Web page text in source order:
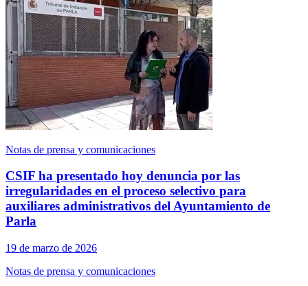
Notas de prensa y comunicaciones
CSIF ha presentado hoy denuncia por las
irregularidades en el proceso selectivo para
auxiliares administrativos del Ayuntamiento de
Parla
19 de marzo de 2026
Notas de prensa y comunicaciones